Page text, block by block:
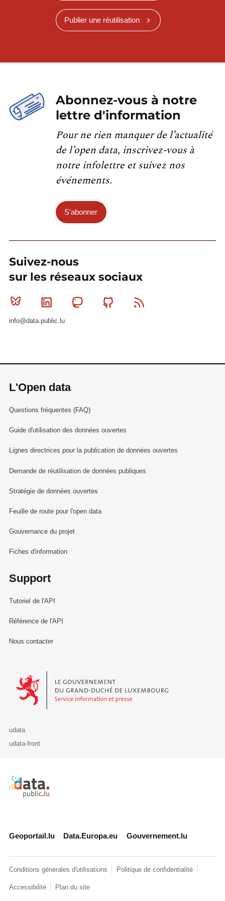
Publier une réutilisation
Abonnez-vous à notre
lettre d'information
Pour ne rien manquer de l’actualité
de l’open data, inscrivez-vous à
notre infolettre et suivez nos
événements.
S'abonner
Suivez-nous
sur les réseaux sociaux
Bluesky Linkedin MastodonGithub
info@data.public.lu
L'Open data
Questions fréquentes (FAQ)
Guide d'utilisation des données ouvertes
Lignes directrices pour la publication de données ouvertes
Demande de réutilisation de données publiques
Stratégie de données ouvertes
Feuille de route pour l'open data
Gouvernance du projet
Fiches d'information
Support
Tutoriel de l'API
Référence de l'API
Nous contacter
Le Gouvernement du Grand-Duché de Luxembourg - Service
udata
udata-front
Retour à l'accueil de data.public.lu
Geoportail.lu Data.Europa.eu Gouvernement.lu
Conditions générales d'utilisations Politique de confidentialité
Accessibilité Plan du site